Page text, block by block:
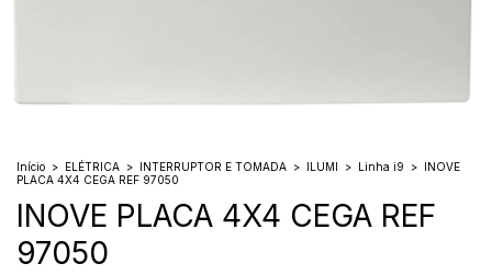
Início > ELÉTRICA > INTERRUPTOR E TOMADA > ILUMI > Linha i9 > INOVE
PLACA 4X4 CEGA REF 97050
INOVE PLACA 4X4 CEGA REF
97050